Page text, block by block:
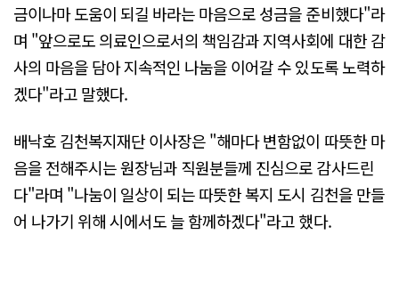
금이나마 도움이 되길 바라는 마음으로 성금을 준비했다"라
며 "앞으로도 의료인으로서의 책임감과 지역사회에 대한 감
사의 마음을 담아 지속적인 나눔을 이어갈 수 있도록 노력하
겠다"라고 말했다.
배낙호 김천복지재단 이사장은 "해마다 변함없이 따뜻한 마
음을 전해주시는 원장님과 직원분들께 진심으로 감사드린
다"라며 "나눔이 일상이 되는 따뜻한 복지 도시 김천을 만들
어 나가기 위해 시에서도 늘 함께하겠다"라고 했다.